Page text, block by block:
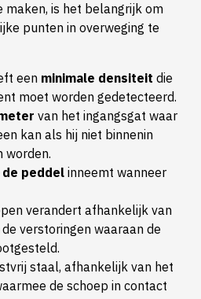
maken, is het belangrijk om
punten in overweging te
een minimale densiteit die
moet worden gedetecteerd.
van het ingangsgat waar
kan als hij niet binnenin
worden.
peddel inneemt wanneer
verandert afhankelijk van
verstoringen waaraan de
staal, afhankelijk van het
de schoep in contact